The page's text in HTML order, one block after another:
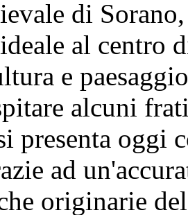
di
al centro
e
alcuni
presenta oggi
ad
originarie